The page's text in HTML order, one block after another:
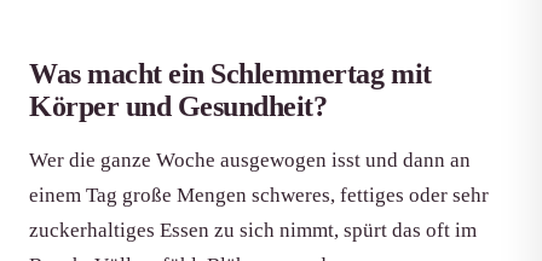
Was macht ein Schlemmertag mit
Körper und Gesundheit?
Wer die ganze Woche ausgewogen isst und dann an
einem Tag große Mengen schweres, fettiges oder sehr
zuckerhaltiges Essen zu sich nimmt, spürt das oft im